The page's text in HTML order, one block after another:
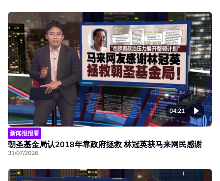
04:21
新闻报报看
朝圣基金局认2018年靠政府拯救 林冠英获马来网民感谢
31/07/2026